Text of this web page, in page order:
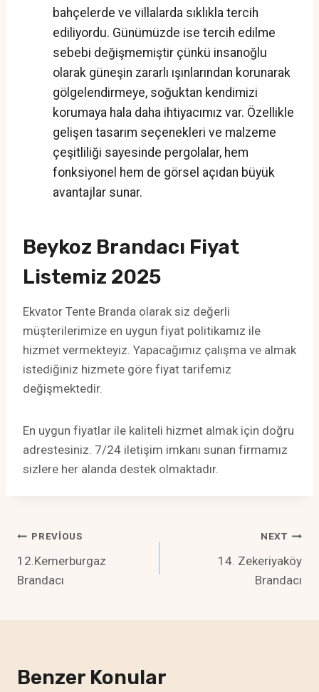
bahçelerde ve villalarda sıklıkla tercih
ediliyordu. Günümüzde ise tercih edilme
sebebi değişmemiştir çünkü insanoğlu
olarak güneşin zararlı ışınlarından korunarak
gölgelendirmeye, soğuktan kendimizi
korumaya hala daha ihtiyacımız var. Özellikle
gelişen tasarım seçenekleri ve malzeme
çeşitliliği sayesinde pergolalar, hem
fonksiyonel hem de görsel açıdan büyük
avantajlar sunar.
Beykoz Brandacı Fiyat
Listemiz 2025
Ekvator Tente Branda olarak siz değerli
müşterilerimize en uygun fiyat politikamız ile
hizmet vermekteyiz. Yapacağımız çalışma ve almak
istediğiniz hizmete göre fiyat tarifemiz
değişmektedir.
En uygun fiyatlar ile kaliteli hizmet almak için doğru
adrestesiniz. 7/24 iletişim imkanı sunan firmamız
sizlere her alanda destek olmaktadır.
Yazı
Gezinmesi
PREVIOUS
12.Kemerburgaz
Brandacı
NEXT
14. Zekeriyaköy
Brandacı
Benzer Konular